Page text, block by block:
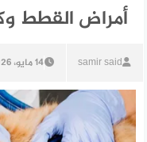
أمراض القطط
samir said 14 مايو، 2026